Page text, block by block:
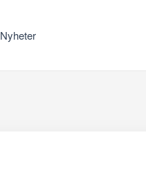
Nyheter